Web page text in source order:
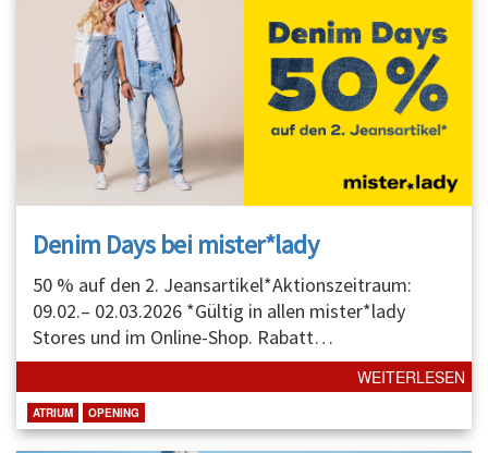
Denim Days bei mister*lady
50 % auf den 2. Jeansartikel*Aktionszeitraum:
09.02.– 02.03.2026 *Gültig in allen mister*lady
Stores und im Online-Shop. Rabatt…
WEITERLESEN
ATRIUM OPENING